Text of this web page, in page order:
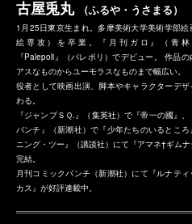
古屋兎丸
（ふるや・うさまる）
1月25日東京生まれ。多摩美術大学美術学部絵
絵専攻）を卒業。『月刊ガロ』（青林
『Palepoli』（パレポリ）でデビュー。 作品の
アスなものからユーモラスなものまで幅広い。
役者として映画出演、脚本やキャラクターデザ
わる。
『ジャンプＳＱ.』（集英社）で『帝一の國』
バンチ』（新潮社）で『少年たちのいるところ
ニング・ツー』（講談社）にて『アマネ†ギム
完結。
月刊コミックバンチ（新潮社）にて『ルナティ
カス』が好評連載中。